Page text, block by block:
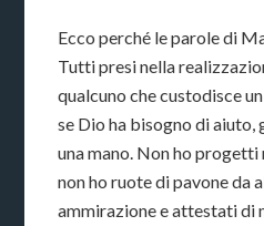
Ecco perché le parole di
Tutti presi nella
qualcuno che custodisce
se Dio ha bisogno di aiuto,
una mano. Non ho
non ho ruote di pavone da
ammirazione e attestati di